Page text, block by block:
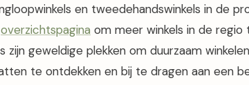
en tweedehandswinkels in de
overzichtspagina om meer winkels in de regio
zijn geweldige plekken om duurzaam
te ontdekken en bij te dragen aan een